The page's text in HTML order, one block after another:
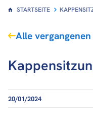
STARTSEITE
Alle
20/01/2024